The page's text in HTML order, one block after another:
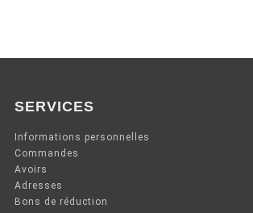
SERVICES
Informations personnelles
Commandes
Avoirs
Adresses
Bons de réduction